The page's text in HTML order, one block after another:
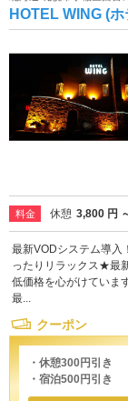
HOTEL WING (
料金 休憩 3,800 円
最新VODシステム導入
ったりリラックス★最
低価格を心がけていま
最...
クーポン
・休憩300円引き
・宿泊500円引き